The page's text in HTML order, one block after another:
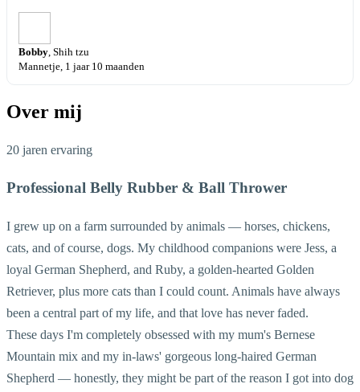
Bobby , Shih tzu
Mannetje, 1 jaar 10 maanden
Over mij
20 jaren ervaring
Professional Belly Rubber & Ball Thrower
I grew up on a farm surrounded by animals — horses, chickens,
cats, and of course, dogs. My childhood companions were Jess, a
loyal German Shepherd, and Ruby, a golden-hearted Golden
Retriever, plus more cats than I could count. Animals have always
been a central part of my life, and that love has never faded.
These days I'm completely obsessed with my mum's Bernese
Mountain mix and my in-laws' gorgeous long-haired German
Shepherd — honestly, they might be part of the reason I got into dog